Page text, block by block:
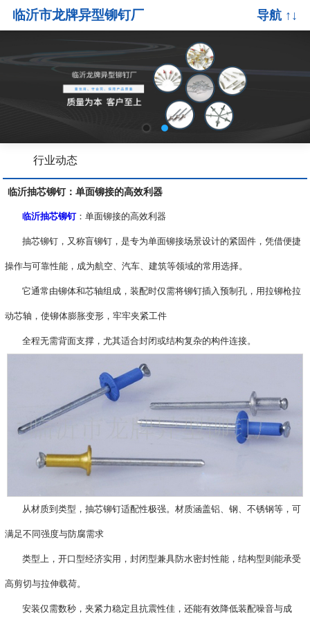
临沂市龙牌异型铆钉厂 导航 ↑↓
行业动态
临沂抽芯铆钉：单面铆接的高效利器
临沂抽芯铆钉：单面铆接的高效利器
抽芯铆钉，又称盲铆钉，是专为单面铆接场景设计的紧固件，凭借便捷
操作与可靠性能，成为航空、汽车、建筑等领域的常用选择。
它通常由铆体和芯轴组成，装配时仅需将铆钉插入预制孔，用拉铆枪拉
动芯轴，使铆体膨胀变形，牢牢夹紧工件
全程无需背面支撑，尤其适合封闭或结构复杂的构件连接。
从材质到类型，抽芯铆钉适配性极强。材质涵盖铝、钢、不锈钢等，可
满足不同强度与防腐需求
类型上，开口型经济实用，封闭型兼具防水密封性能，结构型则能承受
高剪切与拉伸载荷。
安装仅需数秒，夹紧力稳定且抗震性佳，还能有效降低装配噪音与成